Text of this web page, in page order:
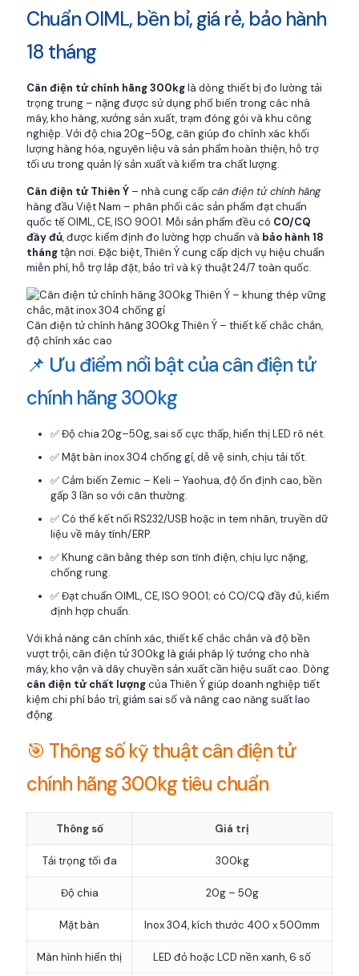
Chuẩn OIML, bền bỉ, giá rẻ, bảo hành
18 tháng
Cân điện tử chính hãng 300kglà dòng thiết bị đo lường tải
trọng trung – nặng được sử dụng phổ biến trong các nhà
máy, kho hàng, xưởng sản xuất, trạm đóng gói và khu công
nghiệp. Với độ chia 20g–50g, cân giúp đo chính xác khối
lượng hàng hóa, nguyên liệu và sản phẩm hoàn thiện, hỗ trợ
tối ưu trong quản lý sản xuất và kiểm tra chất lượng.
Cân điện tử Thiên Ý – nhà cung cấp cân điện tử chính hãng
hàng đầu Việt Nam – phân phối các sản phẩm đạt chuẩn
quốc tế OIML, CE, ISO 9001. Mỗi sản phẩm đều có CO/CQ
đầy đủ, được kiểm định đo lường hợp chuẩn và bảo hành 18
thángtận nơi. Đặc biệt, Thiên Ý cung cấp dịch vụ hiệu chuẩn
miễn phí, hỗ trợ lắp đặt, bảo trì và kỹ thuật 24/7 toàn quốc.
Cân điện tử chính hãng 300kg Thiên Ý – thiết kế chắc chắn,
độ chính xác cao
📌 Ưu điểm nổi bật của cân điện tử
chính hãng 300kg
✅ Độ chia 20g–50g, sai số cực thấp, hiển thị LED rõ nét.
✅ Mặt bàn inox 304 chống gỉ, dễ vệ sinh, chịu tải tốt.
✅ Cảm biến Zemic – Keli – Yaohua, độ ổn định cao, bền
gấp 3 lần so với cân thường.
✅ Có thể kết nối RS232/USB hoặc in tem nhãn, truyền dữ
liệu về máy tính/ERP.
✅ Khung cân bằng thép sơn tĩnh điện, chịu lực nặng,
chống rung.
✅ Đạt chuẩn OIML, CE, ISO 9001; có CO/CQ đầy đủ, kiểm
định hợp chuẩn.
Với khả năng cân chính xác, thiết kế chắc chắn và độ bền
vượt trội, cân điện tử 300kg là giải pháp lý tưởng cho nhà
máy, kho vận và dây chuyền sản xuất cần hiệu suất cao. Dòng
cân điện tử chất lượngcủa Thiên Ý giúp doanh nghiệp tiết
kiệm chi phí bảo trì, giảm sai số và nâng cao năng suất lao
động.
🎯 Thông số kỹ thuật cân điện tử
chính hãng 300kg tiêu chuẩn
Thông số Giá trị
Tải trọng tối đa 300kg
Độ chia 20g – 50g
Mặt bàn Inox 304, kích thước 400 x 500mm
Màn hình hiển thị LED đỏ hoặc LCD nền xanh, 6 số